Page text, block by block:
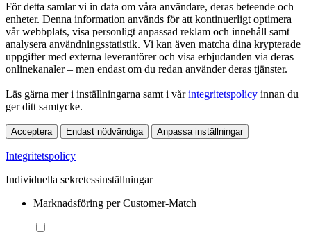
För detta samlar vi in data om våra användare, deras beteende och
enheter. Denna information används för att kontinuerligt optimera
vår webbplats, visa personligt anpassad reklam och innehåll samt
analysera användningsstatistik. Vi kan även matcha dina krypterade
uppgifter med externa leverantörer och visa erbjudanden via deras
onlinekanaler – men endast om du redan använder deras tjänster.
Läs gärna mer i inställningarna samt i vårintegritetspolicy innan du
ger ditt samtycke.
Acceptera Endast nödvändiga Anpassa inställningar
Integritetspolicy
Individuella sekretessinställningar
Marknadsföring per Customer-Match